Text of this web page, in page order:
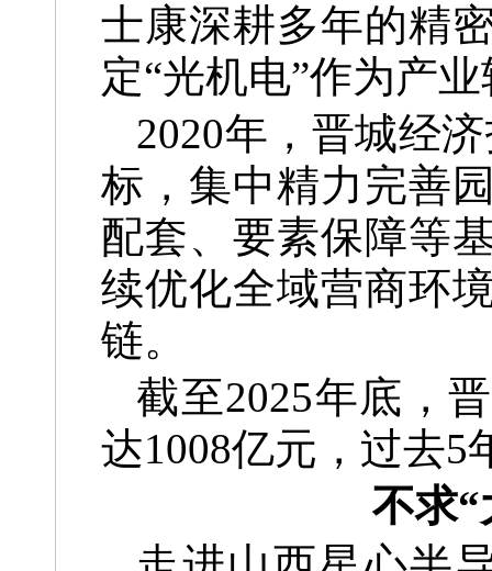
士康深耕多年的精
定“光机电”作为产
2020年，晋城经
标，集中精力完善
配套、要素保障等
续优化全域营商环
链。
截至2025年底，
达1008亿元，过去5
不求“